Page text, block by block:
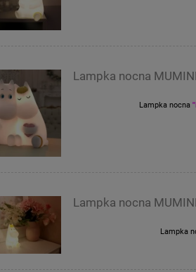
Lampka nocna
Lampka nocna
Lampka nocna
Lampka